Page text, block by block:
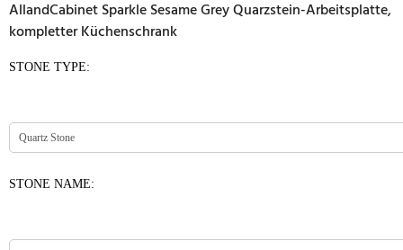
AllandCabinet Sparkle Sesame Grey Quarzstein-Arbeitsplatte,
kompletter Küchenschrank
STONE TYPE:
STONE NAME: